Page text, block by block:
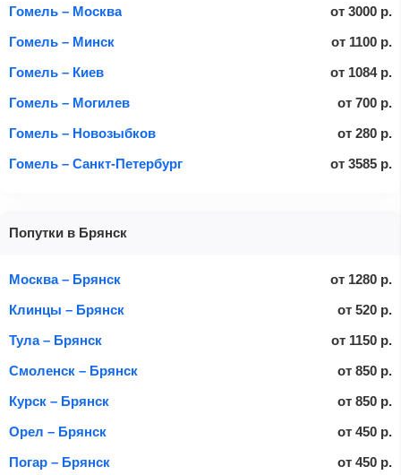
Гомель – Москва от 3000 р.
Гомель – Минск
от 1100 р.
Гомель – Киев
от 1084 р.
Гомель – Могилев
от 700 р.
Гомель – Новозыбков
от 280 р.
Гомель – Санкт-Петербург
от 3585 р.
Попутки в Брянск
Москва – Брянск от 1280 р.
Клинцы – Брянск
от 520 р.
Тула – Брянск
от 1150 р.
Смоленск – Брянск
от 850 р.
Курск – Брянск
от 850 р.
Орел – Брянск
от 450 р.
Погар – Брянск
от 450 р.